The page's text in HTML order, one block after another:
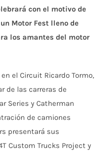
con el motivo de
Motor Fest lleno de
los amantes del motor
el Circuit Ricardo Tormo,
de las carreras de
Series y Catherman
de camiones
presentará sus
Custom Trucks Project y